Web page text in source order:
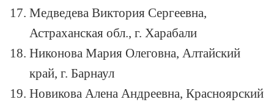
Медведева Виктория Сергеевна,
Астраханская обл., г. Харабали
Никонова Мария Олеговна, Алтайский
край, г. Барнаул
Новикова Алена Андреевна, Красноярский